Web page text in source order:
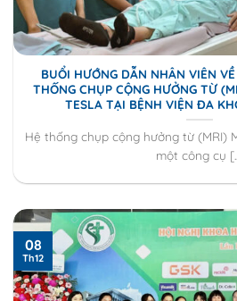
BUỔI HƯỚNG DẪN NHÂN VIÊN
THỐNG CHỤP CỘNG HƯỞNG TỪ
TESLA TẠI BỆNH VIỆN ĐA
Hệ thống chụp cộng hưởng từ (MRI)
một công cụ
08
Th12